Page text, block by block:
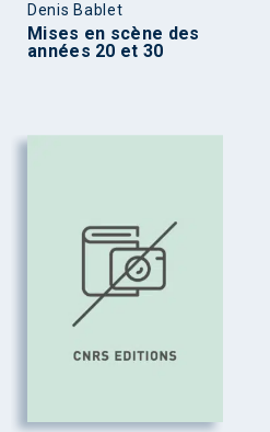
Denis Bablet
Mises en scène des
années 20 et 30